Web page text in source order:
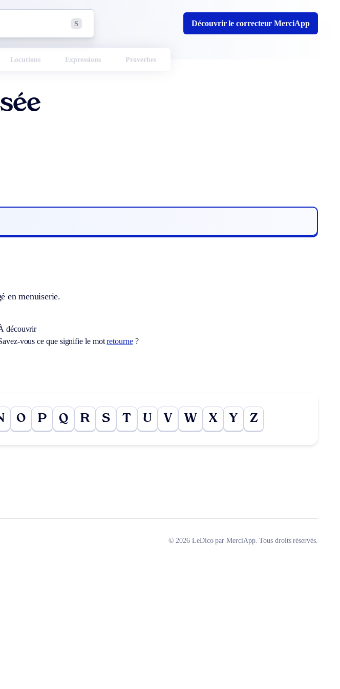
S Découvrir le correcteur MerciApp
Locutions Expressions Proverbes
en menuiserie.
découvrir
vous ce que signifie le motretourne?
O P Q R S T U V W X Y Z
© 2026 LeDico par MerciApp. Tous droits réservés.